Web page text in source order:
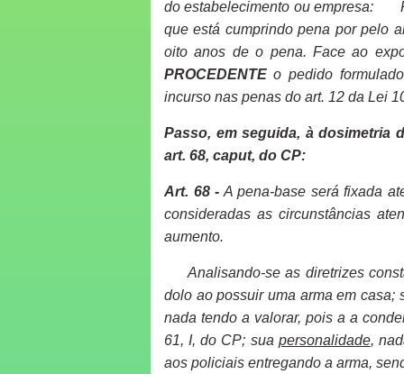
do estabelecimento ou empresa:
que está cumprindo pena por pelo
oito anos de o pena. Face ao
PROCEDENTE o pedido
incurso nas penas do art. 12 da Lei
Passo, em seguida, à dosimetria
art. 68, caput, do CP:
Art. 68 - A pena-base será fixada
consideradas as circunstâncias
aumento.
Analisando-se as diretrizes
dolo ao possuir uma arma em casa;
nada tendo a valorar, pois a a
61, I, do CP; sua personalidade,
aos policiais entregando a arma,